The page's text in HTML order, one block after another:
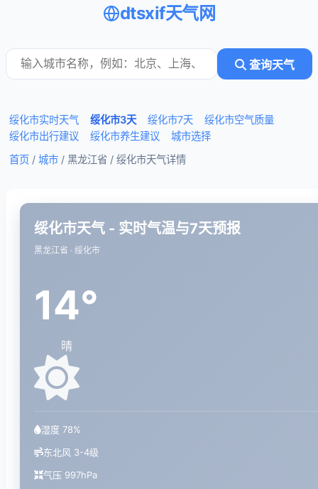
dtsxif天气网
查询天气
绥化市实时天气 绥化市3天 绥化市7天
绥化市空气质量
绥化市出行建议
绥化市养生建议
城市选择
首页 / 城市 / 黑龙江省 / 绥化市天气详情
绥化市天气 - 实时气温与7天预报
黑龙江省 · 绥化市
14°
晴
湿度 78%
东北风 3-4级
气压 997hPa